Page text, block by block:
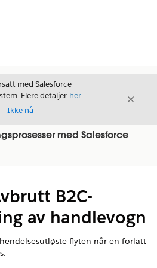
med Salesforce
Flere detaljer her.
Ikke nå
Avslutt
med Salesforce
B2C-
av handlevogn
flyten når en forlatt